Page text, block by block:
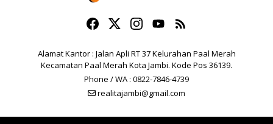
Alamat Kantor : Jalan Apli RT 37 Kelurahan Paal Merah
Kecamatan Paal Merah Kota Jambi. Kode Pos 36139.
Phone / WA : 0822-7846-4739
realitajambi@gmail.com